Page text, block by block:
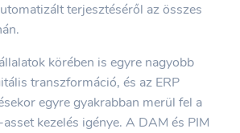
terjesztéséről az összes
körében is egyre nagyobb
transzformáció, és az ERP
egyre gyakrabban merül fel a
kezelés igénye. A DAM és PIM